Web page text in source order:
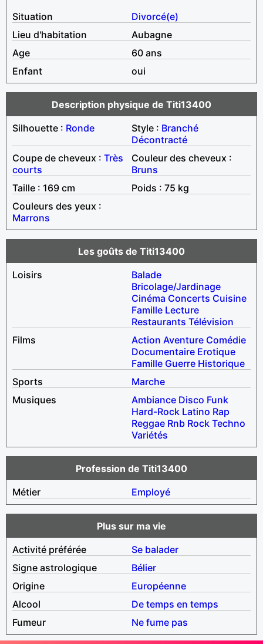
Situation
Divorcé(e)
Lieu d'habitation
Aubagne
Age
60 ans
Enfant
oui
Description physique de Titi13400
Silhouette : Ronde Style : Branché
Décontracté
Coupe de cheveux : Très
courts
Couleur des cheveux :
Bruns
Taille : 169 cm
Poids : 75 kg
Couleurs des yeux :
Marrons
Les goûts de Titi13400
Loisirs
Balade
Bricolage/Jardinage
Cinéma Concerts Cuisine
Famille Lecture
Restaurants Télévision
Films
Action Aventure Comédie
Documentaire Erotique
Famille Guerre Historique
Sports
Marche
Musiques
Ambiance Disco Funk
Hard-Rock Latino Rap
Reggae Rnb Rock Techno
Variétés
Profession de Titi13400
Métier
Employé
Plus sur ma vie
Activité préférée
Se balader
Signe astrologique
Bélier
Origine
Européenne
Alcool
De temps en temps
Fumeur
Ne fume pas